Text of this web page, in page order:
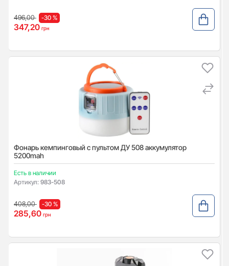
496,00 -30 %
347,20 грн
Фонарь кемпинговый c пультом ДУ 508 аккумулятор
5200mah
Есть в наличии
Артикул: 983-508
408,00 -30 %
285,60 грн